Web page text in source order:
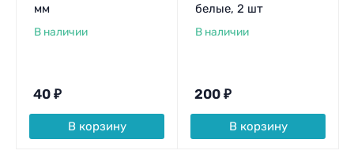
мм
В наличии
40 ₽
В корзину
белые, 2 шт
В наличии
200 ₽
В корзину